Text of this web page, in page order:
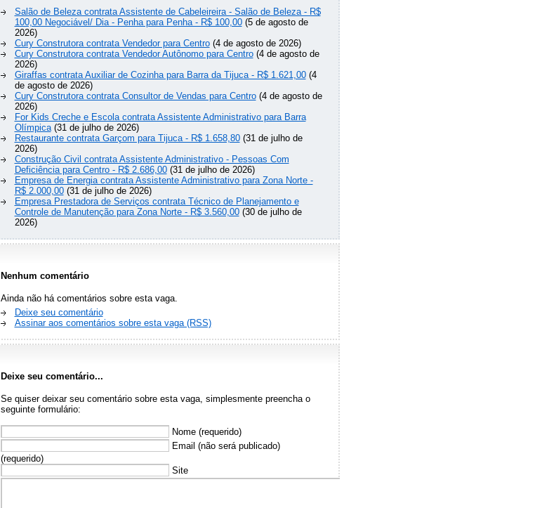
Salão de Beleza contrata Assistente de Cabeleireira - Salão de Beleza - R$
100,00 Negociável/ Dia - Penha para Penha - R$ 100,00(5 de agosto de
2026)
Cury Construtora contrata Vendedor para Centro(4 de agosto de 2026)
Cury Construtora contrata Vendedor Autônomo para Centro(4 de agosto de
2026)
Giraffas contrata Auxiliar de Cozinha para Barra da Tijuca - R$ 1.621,00(4
de agosto de 2026)
Cury Construtora contrata Consultor de Vendas para Centro(4 de agosto de
2026)
For Kids Creche e Escola contrata Assistente Administrativo para Barra
Olímpica(31 de julho de 2026)
Restaurante contrata Garçom para Tijuca - R$ 1.658,80(31 de julho de
2026)
Construção Civil contrata Assistente Administrativo - Pessoas Com
Deficiência para Centro - R$ 2.686,00(31 de julho de 2026)
Empresa de Energia contrata Assistente Administrativo para Zona Norte -
R$ 2.000,00(31 de julho de 2026)
Empresa Prestadora de Serviços contrata Técnico de Planejamento e
Controle de Manutenção para Zona Norte - R$ 3.560,00(30 de julho de
2026)
Nenhum comentário
Ainda não há comentários sobre esta vaga.
Deixe seu comentário
Assinar aos comentários sobre esta vaga (RSS)
Deixe seu comentário...
Se quiser deixar seu comentário sobre esta vaga, simplesmente preencha o
seguinte formulário:
Nome (requerido)
Email (não será publicado)
(requerido)
Site